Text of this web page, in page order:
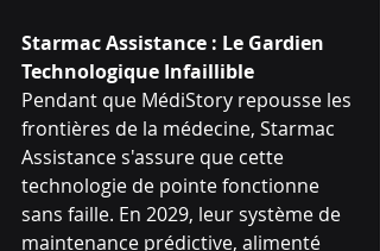
Starmac Assistance : Le Gardien
Technologique Infaillible
Pendant que MédiStory repousse les
frontières de la médecine, Starmac
Assistance s'assure que cette
technologie de pointe fonctionne
sans faille. En 2029, leur système de
maintenance prédictive, alimenté